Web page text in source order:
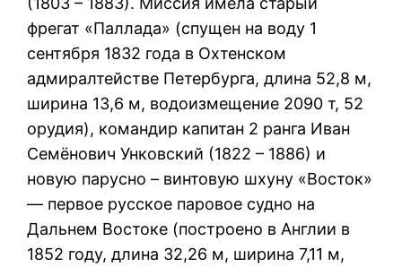
фрегат «Паллада» (спущен на воду 1
сентября 1832 года в Охтенском
адмиралтействе Петербурга, длина 52,8 м,
ширина 13,6 м, водоизмещение 2090 т, 52
орудия), командир капитан 2 ранга Иван
Семёнович Унковский (1822 – 1886) и
новую парусно – винтовую шхуну «Восток»
— первое русское паровое судно на
Дальнем Востоке (построено в Англии в
1852 году, длина 32,26 м, ширина 7,11 м,